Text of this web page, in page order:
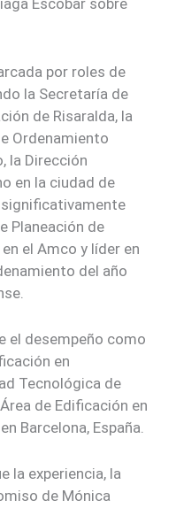
por roles de
la Secretaría de
de Risaralda, la
Ordenamiento
la Dirección
en la ciudad de
significativamente
Planeación de
el Amco y líder en
del año
el desempeño como
en
Tecnológica de
de Edificación en
Barcelona, España.
la experiencia, la
de Mónica